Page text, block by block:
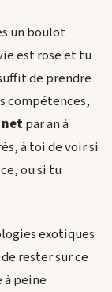
un boulot
est rose et tu
de prendre
compétences,
netpar an à
à toi de voir si
ou si tu
exotiques
rester sur ce
peine